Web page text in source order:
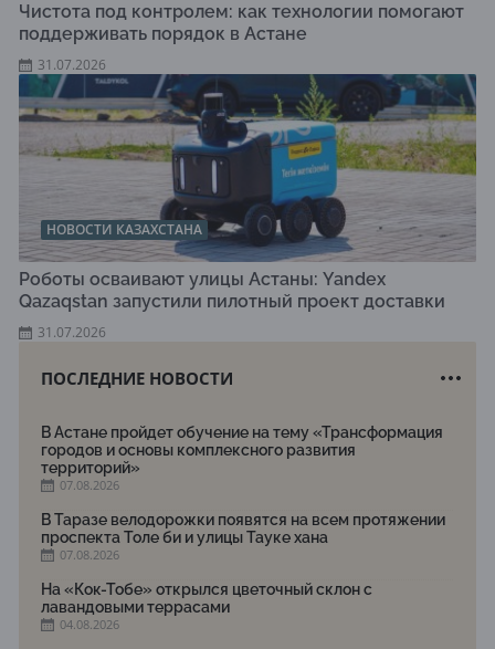
Чистота под контролем: как технологии помогают
поддерживать порядок в Астане
31.07.2026
НОВОСТИ КАЗАХСТАНА
Роботы осваивают улицы Астаны: Yandex
Qazaqstan запустили пилотный проект доставки
31.07.2026
ПОСЛЕДНИЕ НОВОСТИ
В Астане пройдет обучение на тему «Трансформация
городов и основы комплексного развития
территорий»
07.08.2026
В Таразе велодорожки появятся на всем протяжении
проспекта Толе би и улицы Тауке хана
07.08.2026
На «Кок-Тобе» открылся цветочный склон с
лавандовыми террасами
04.08.2026